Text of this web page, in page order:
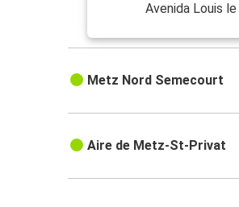
Avenida Louis
Metz Nord Semecourt
Aire de Metz-St-Privat